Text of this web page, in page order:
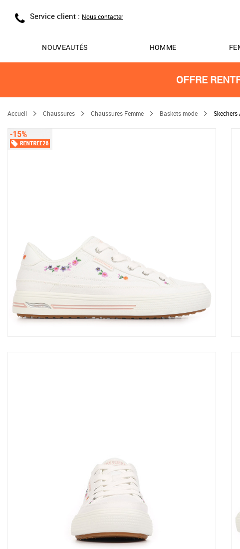
Service client : Nous contacter
NOUVEAUTÉS HOMME
OFFRE
Accueil Chaussures Chaussures Femme Baskets mode Skechers